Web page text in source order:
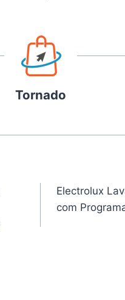
Tornado
Electrolux
com